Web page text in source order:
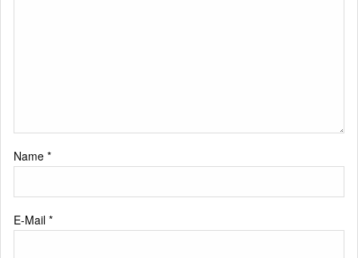
Name *
E-Mail *